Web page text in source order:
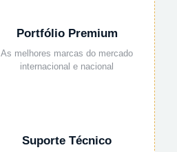
Portfólio Premium
As melhores marcas do mercado
internacional e nacional
Suporte Técnico